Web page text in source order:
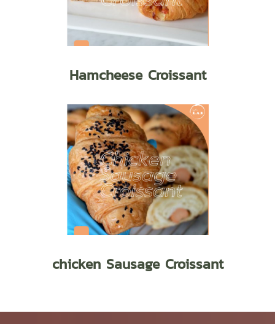
Hamcheese Croissant
chicken Sausage Croissant